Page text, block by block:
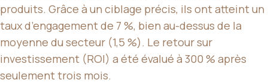
produits. Grâce à un ciblage précis, ils ont atteint un
taux d’engagement de 7 %, bien au-dessus de la
moyenne du secteur (1,5 %). Le retour sur
investissement (ROI) a été évalué à 300 % après
seulement trois mois.